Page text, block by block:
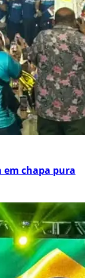
em chapa pura